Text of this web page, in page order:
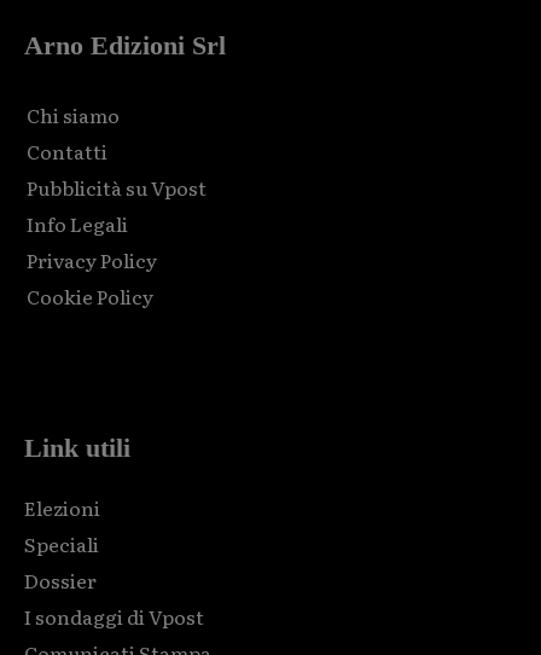
Arno Edizioni Srl
Chi siamo
Contatti
Pubblicità su Vpost
Info Legali
Privacy Policy
Cookie Policy
Link utili
Elezioni
Speciali
Dossier
I sondaggi di Vpost